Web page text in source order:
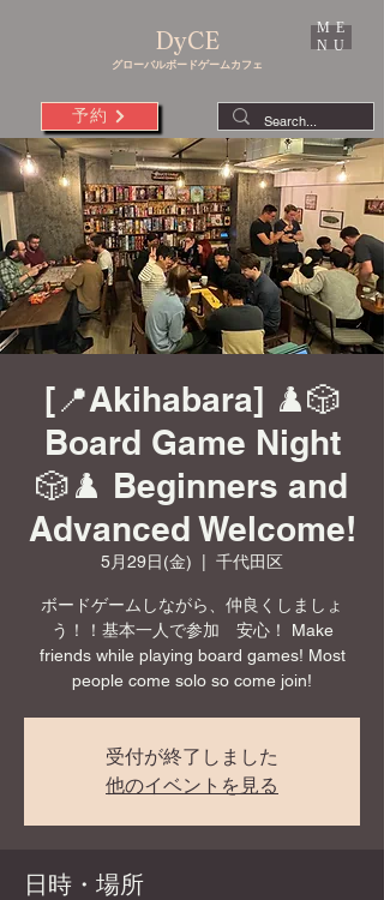
DyCE
グローバルボードゲームカフェ
予約
ME
NU
[📍Akihabara] ♟️🎲
Board Game Night
🎲♟️ Beginners and
Advanced Welcome!
5月29日(金) 千代田区
ボードゲームしながら、仲良くしましょ
う！！基本一人で参加 安心！ Make
friends while playing board games! Most
people come solo so come join!
受付が終了しました
他のイベントを見る
日時・場所